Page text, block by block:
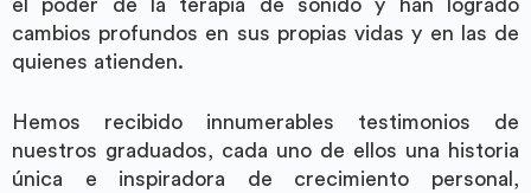
el poder de la terapia de sonido y han logrado
cambios profundos en sus propias vidas y en las de
quienes atienden.
Hemos recibido innumerables testimonios de
nuestros graduados, cada uno de ellos una historia
única e inspiradora de crecimiento personal,